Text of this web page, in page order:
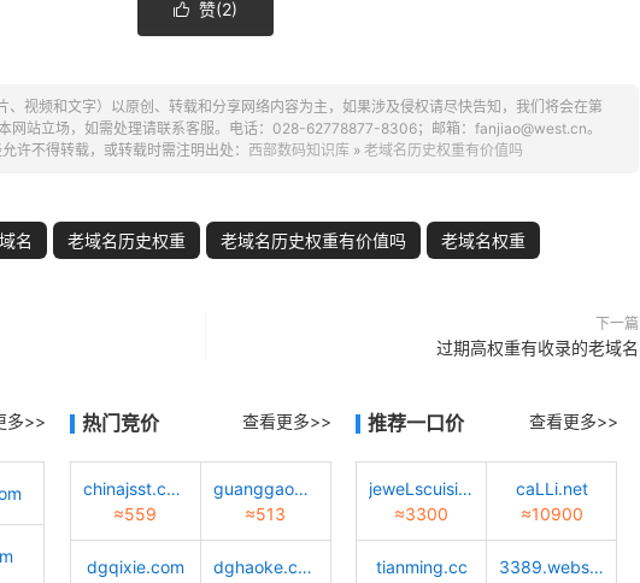
 赞(2)
、视频和文字）以原创、转载和分享网络内容为主，如果涉及侵权请尽快告知，我们将会在第
网站立场，如需处理请联系客服。电话：028-62778877-8306；邮箱：fanjiao@west.cn。
许不得转载，或转载时需注明出处： 西部数码知识库 » 老域名历史权重有价值吗
名 老域名历史权重 老域名历史权重有价值吗 老域名权重
下一篇
过期高权重有收录的老域名
多>> 热门竞价 查看更多>>
chinajsst.com
≈559
guanggao6.com
≈513
dgqixie.com
dghaoke.com
推荐一口价 查看更多>>
jeweLscuisine.com
≈3300
caLLi.net
≈10900
tianming.cc
3389.website